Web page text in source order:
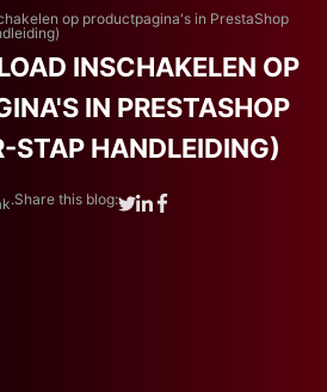
op productpagina's in PrestaShop
INSCHAKELEN OP
IN PRESTASHOP
STAP HANDLEIDING)
.Share this blog: